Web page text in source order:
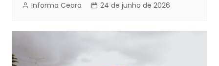
Informa Ceara 24 de junho de 2026